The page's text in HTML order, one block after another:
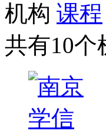
机构 课程
共有10个